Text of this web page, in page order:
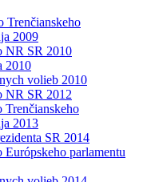
Trenčianskeho
2009
NR SR 2010
2010
volieb 2010
NR SR 2012
2013
SR 2014
parlamentu